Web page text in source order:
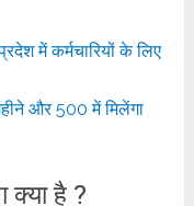
में कर्मचारियों के लिए
और 500 में मिलेंगा
क्या है ?